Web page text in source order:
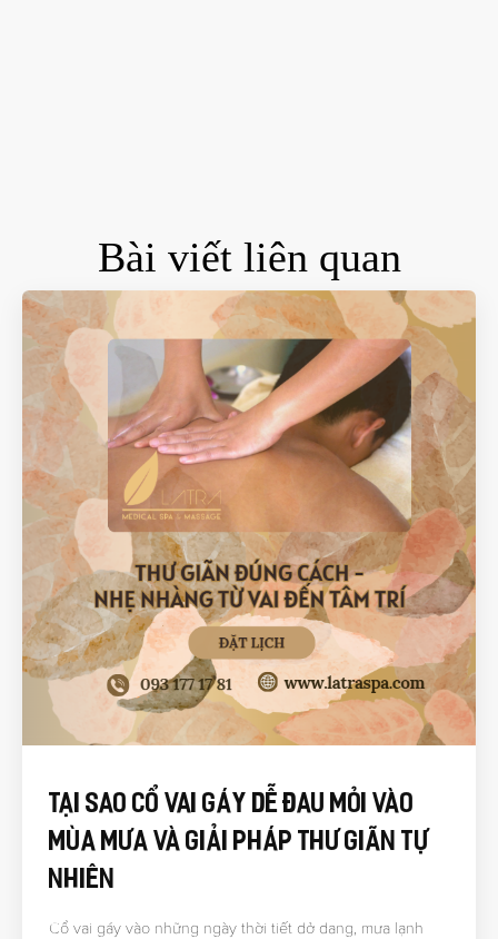
Bài viết liên quan
Tại Sao Cổ Vai Gáy Dễ Đau Mỏi Vào
Mùa Mưa Và Giải Pháp Thư Giãn Tự
Nhiên
Cổ vai gáy vào những ngày thời tiết dở dang, mưa lạnh